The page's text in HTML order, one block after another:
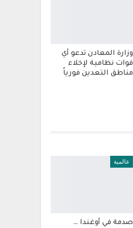
وزارة المعادن تدعو أي
قوات نظامية لإخلاء
مناطق التعدين فورياً
عالمية
صدمة في أوغندا …